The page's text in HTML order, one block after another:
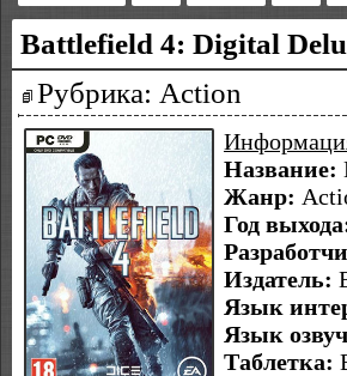
Battlefield 4: Digital
Рубрика: Action
Название:
Жанр:
Год
Издатель:
Язык
Язык
Таблетка: